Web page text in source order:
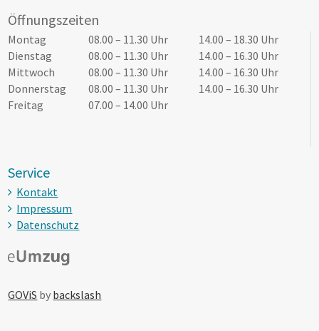
Öffnungszeiten
TagÖffnungszeiten VormittagÖffnungszeiten Nachmittag
Montag 08.00 – 11.30 Uhr
14.00 – 18.30 Uhr
Dienstag
08.00 – 11.30 Uhr
14.00 – 16.30 Uhr
Mittwoch
08.00 – 11.30 Uhr
14.00 – 16.30 Uhr
Donnerstag
08.00 – 11.30 Uhr
14.00 – 16.30 Uhr
Freitag
07.00 – 14.00 Uhr
Service
Kontakt
Impressum
Datenschutz
GOViS by backslash